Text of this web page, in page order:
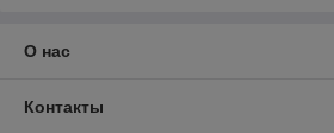
О нас
Контакты